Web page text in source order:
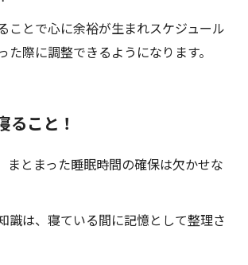
ことで心に余裕が生まれスケジュール
た際に調整できるようになります。
ること！
まとまった睡眠時間の確保は欠かせな
識は、寝ている間に記憶として整理さ